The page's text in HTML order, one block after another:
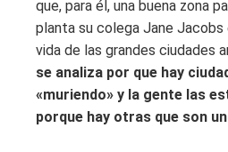
que, para él, una buena zona
planta su colega Jane Jacobs
vida de las grandes ciudades
se analiza por que hay
«muriendo» y la gente las
porque hay otras que son